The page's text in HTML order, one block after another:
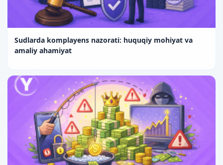
Sudlarda komplayens nazorati: huquqiy mohiyat va
amaliy ahamiyat